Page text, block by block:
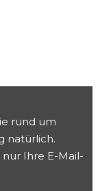
rund um
natürlich.
Ihre E-Mail-